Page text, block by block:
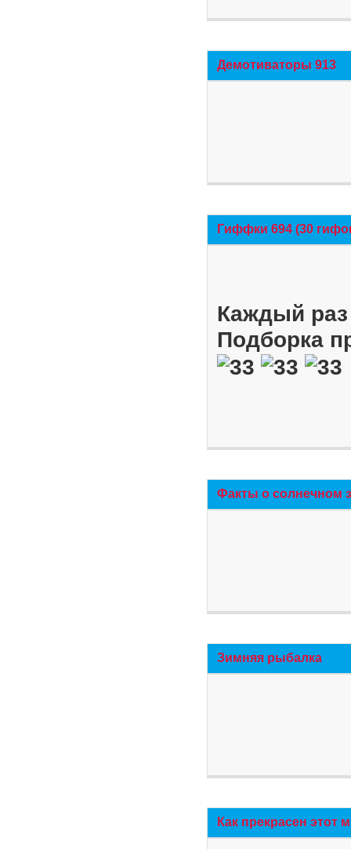
Демотиваторы 913
Гиффки 694 (30
Каждый
Подборка
Факты о солнечном
Зимняя рыбалка
Как прекрасен этот